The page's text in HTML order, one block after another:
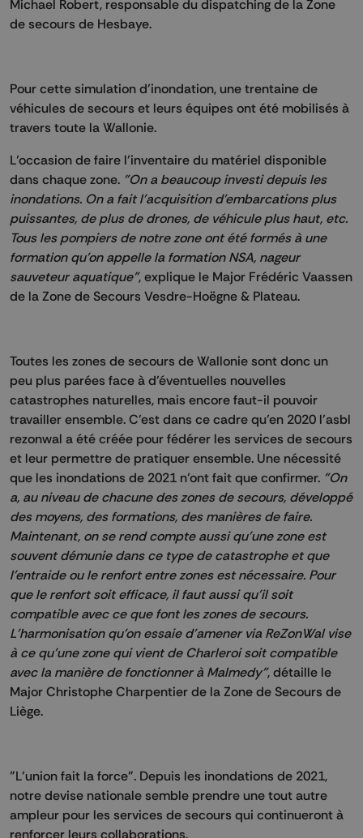
Michael Robert, responsable du dispatching de la Zone
de secours de Hesbaye.
Pour cette simulation d’inondation, une trentaine de
véhicules de secours et leurs équipes ont été mobilisés à
travers toute la Wallonie.
L’occasion de faire l’inventaire du matériel disponible
dans chaque zone. "On a beaucoup investi depuis les
inondations. On a fait l'acquisition d'embarcations plus
puissantes, de plus de drones, de véhicule plus haut, etc.
Tous les pompiers de notre zone ont été formés à une
formation qu'on appelle la formation NSA, nageur
sauveteur aquatique", explique le Major Frédéric Vaassen
de la Zone de Secours Vesdre-Hoëgne & Plateau.
Toutes les zones de secours de Wallonie sont donc un
peu plus parées face à d’éventuelles nouvelles
catastrophes naturelles, mais encore faut-il pouvoir
travailler ensemble. C’est dans ce cadre qu’en 2020 l’asbl
rezonwal a été créée pour fédérer les services de secours
et leur permettre de pratiquer ensemble. Une nécessité
que les inondations de 2021 n’ont fait que confirmer. "On
a, au niveau de chacune des zones de secours, développé
des moyens, des formations, des manières de faire.
Maintenant, on se rend compte aussi qu'une zone est
souvent démunie dans ce type de catastrophe et que
l'entraide ou le renfort entre zones est nécessaire. Pour
que le renfort soit efficace, il faut aussi qu'il soit
compatible avec ce que font les zones de secours.
L'harmonisation qu'on essaie d'amener via ReZonWal vise
à ce qu’une zone qui vient de Charleroi soit compatible
avec la manière de fonctionner à Malmedy", détaille le
Major Christophe Charpentier de la Zone de Secours de
Liège.
"L’union fait la force". Depuis les inondations de 2021,
notre devise nationale semble prendre une tout autre
ampleur pour les services de secours qui continueront à
renforcer leurs collaborations.